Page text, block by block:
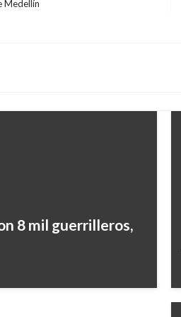
Medellín
8 mil guerrilleros,
usar bolsas